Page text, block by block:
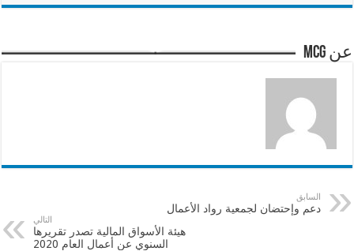
عن mcg
السابق
دعم وإحتضان لجمعية رواد الأعمال
التالي
هيئة الأسواق المالية تصدر تقريرها
السنوي عن أعمال العام 2020